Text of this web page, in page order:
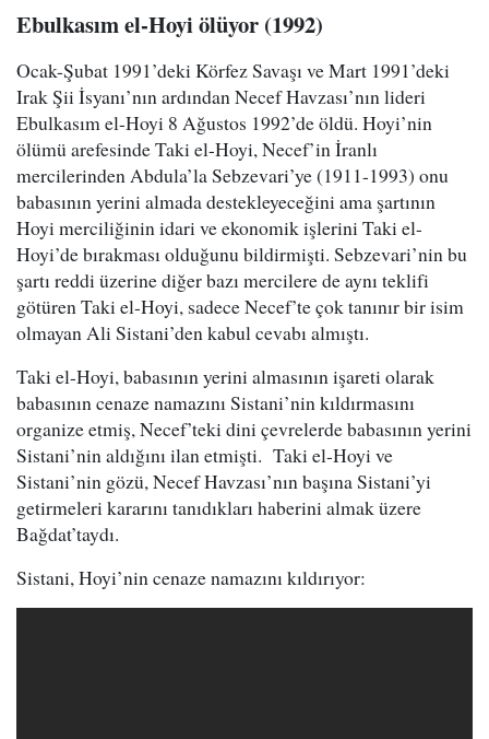
Ebulkasım el-Hoyi ölüyor (1992)
Ocak-Şubat 1991’deki Körfez Savaşı ve Mart 1991’deki
Irak Şii İsyanı’nın ardından Necef Havzası’nın lideri
Ebulkasım el-Hoyi 8 Ağustos 1992’de öldü. Hoyi’nin
ölümü arefesinde Taki el-Hoyi, Necef’in İranlı
mercilerinden Abdula’la Sebzevari’ye (1911-1993) onu
babasının yerini almada destekleyeceğini ama şartının
Hoyi merciliğinin idari ve ekonomik işlerini Taki el-
Hoyi’de bırakması olduğunu bildirmişti. Sebzevari’nin bu
şartı reddi üzerine diğer bazı mercilere de aynı teklifi
götüren Taki el-Hoyi, sadece Necef’te çok tanınır bir isim
olmayan Ali Sistani’den kabul cevabı almıştı.
Taki el-Hoyi, babasının yerini almasının işareti olarak
babasının cenaze namazını Sistani’nin kıldırmasını
organize etmiş, Necef’teki dini çevrelerde babasının yerini
Sistani’nin aldığını ilan etmişti. Taki el-Hoyi ve
Sistani’nin gözü, Necef Havzası’nın başına Sistani’yi
getirmeleri kararını tanıdıkları haberini almak üzere
Bağdat’taydı.
Sistani, Hoyi’nin cenaze namazını kıldırıyor: